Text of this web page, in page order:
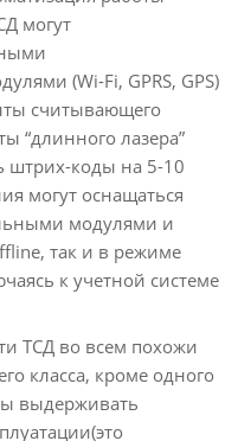
могут
(Wi-Fi, GPRS, GPS)
считывающего
“длинного лазера”
штрих-коды на 5-10
могут оснащаться
модулями и
так и в режиме
к учетной системе
ТСД во всем похожи
класса, кроме одного
выдерживать